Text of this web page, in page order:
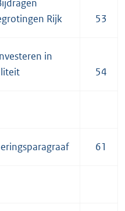
Rijk
53
in
54
61